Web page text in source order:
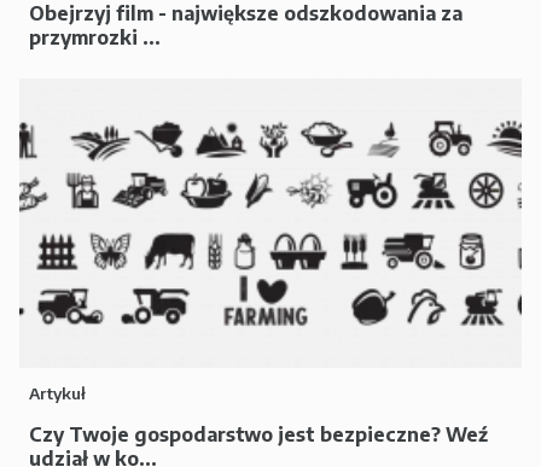
Obejrzyj film - największe odszkodowania za
przymrozki ...
Artykuł
Czy Twoje gospodarstwo jest bezpieczne? Weź
udział w ko...